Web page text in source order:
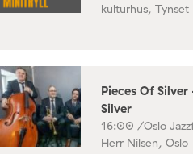
kulturhus, Tynset
Pieces Of
Silver
16:00 /Oslo
Herr Nilsen, Oslo